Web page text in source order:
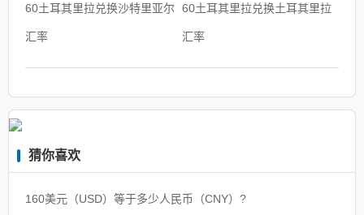
60土耳其里拉兑换沙特里亚尔
汇率
60土耳其里拉兑换土耳其里拉
汇率
猜你喜欢
160美元（USD）等于多少人民币（CNY）?